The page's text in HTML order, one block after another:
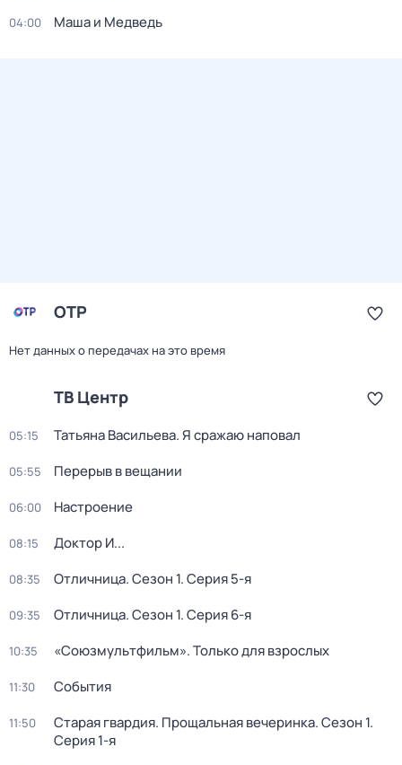
04:00 Маша и Медведь
ОТР
Нет данных о передачах на это время
ТВ Центр
05:15 Татьяна Васильева. Я сражаю наповал
05:55 Перерыв в вещании
06:00 Настроение
08:15 Доктор И...
08:35 Отличница. Сезон 1. Серия 5-я
09:35 Отличница. Сезон 1. Серия 6-я
10:35 «Союзмультфильм». Только для взрослых
11:30 События
11:50 Старая гвардия. Прощальная вечеринка. Сезон 1.
Серия 1-я